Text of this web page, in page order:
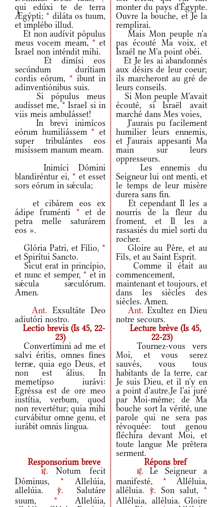
qui edúxi te de terra
Ægýpti;* diláta os tuum,
et implébo illud.
monter du pays d'Égypte.
Ouvre la bouche, et Je la
remplirai.
Et non audívit pópulus
meus vocem meam, * et
Israel non inténdit mihi.
Mais Mon peuple n'a
pas écouté Ma voix, et
Israël ne M'a point obéi.
Et dimísi eos
secúndum durítiam
cordis eórum, * ibunt in
adinventiónibus suis.
Et Je les ai abandonnés
aux désirs de leur coeur;
ils marcheront au gré de
leurs conseils.
Si pópulus meus
audísset me, * Israel si in
viis meis ambulásset!
Si Mon peuple M'avait
écouté, si Israël avait
marché dans Mes voies,
In brevi inimícos
eórum humiliássem* et
super tribulántes eos
misíssem manum meam.
J'aurais pu facilement
humilier leurs ennemis,
et J'aurais appesanti Ma
main sur leurs
oppresseurs.
Inimíci Dómini
blandiréntur ei, * et esset
sors eórum in sǽcula;
Les ennemis du
Seigneur lui ont menti, et
le temps de leur misère
durera sans fin.
et cibárem eos ex
ádipe fruménti * et de
petra melle saturárem
eos ».
Et cependant Il les a
nourris de la fleur du
froment, et Il les a
rassasiés du miel sorti du
rocher.
Glória Patri, et Fílio, *
et Spirítui Sancto.
Gloire au Père, et au
Fils, et au Saint Esprit.
Sicut erat in princípio,
et nunc et semper, * et in
sǽcula sæculórum.
Amen.
Comme il était au
commencement,
maintenant et toujours, et
dans les siècles des
siècles. Amen.
Ant. Exsultáte Deo
adiutóri nostro.
Ant. Exultez en Dieu
notre secours.
Lectio brevis (Is 45, 22-
23)
Lecture brève (Is 45,
22-23)
Convertímini ad me et
salvi éritis, omnes fines
terræ, quia ego Deus, et
non est álius. In
memetípso iurávi:
Egréssa est de ore meo
iustítia, verbum, quod
non revertétur; quia mihi
curvábitur omne genu, et
iurábit omnis lingua.
Tournez-vous vers
Moi, et vous serez
sauvés, vous tous
habitants de la terre, car
Je suis Dieu, et il n'y en
a point d'autre.Je l'ai juré
par Moi-même; de Ma
bouche sort la vérité, une
parole qui ne sera pas
révoquée: tout genou
fléchira devant Moi, et
toute langue Me prêtera
serment.
Responsorium breve
Répons bref
r.Notum fecit
Dóminus, * Allelúia,
allelúia.
v.
Salutáre
suum, * Allelúia,
r.Le Seigneur a
manifesté, * Alléluia,
alléluia.
v.Son salut, *
Alléluia, alléluia. Gloire